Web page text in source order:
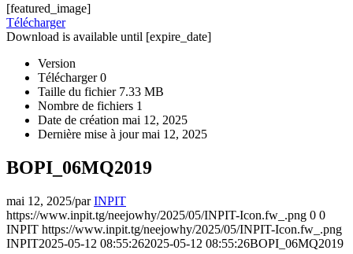
[featured_image]
Télécharger
Download is available until [expire_date]
Version
Télécharger0
Taille du fichier 7.33 MB
Nombre de fichiers 1
Date de création mai 12, 2025
Dernière mise à jourmai 12, 2025
BOPI_06MQ2019
mai 12, 2025/parINPIT
https://www.inpit.tg/neejowhy/2025/05/INPIT-Icon.fw_.png 0 0
INPIT https://www.inpit.tg/neejowhy/2025/05/INPIT-Icon.fw_.png
INPIT2025-05-12 08:55:262025-05-12 08:55:26BOPI_06MQ2019